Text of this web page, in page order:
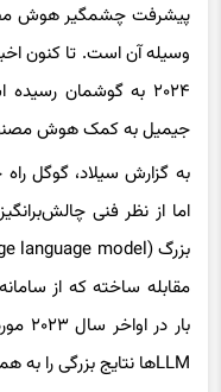
پیشرفت چشمگیر هوش
۲۰۲۴ به گوشمان
جیمیل به کمک هوش
به گزارش سیلاد، گوگل
اما از نظر فنی
مقابله ساخته که از
بار
LLMها نتایج بزرگی را به همراه خواهد داشت.